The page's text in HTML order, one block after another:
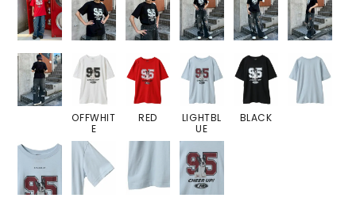
OFFWHIT
E
RED
LIGHTBL
UE
BLACK